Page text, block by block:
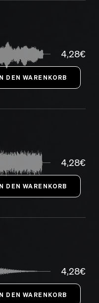
4,28€
4,28€
4,28€